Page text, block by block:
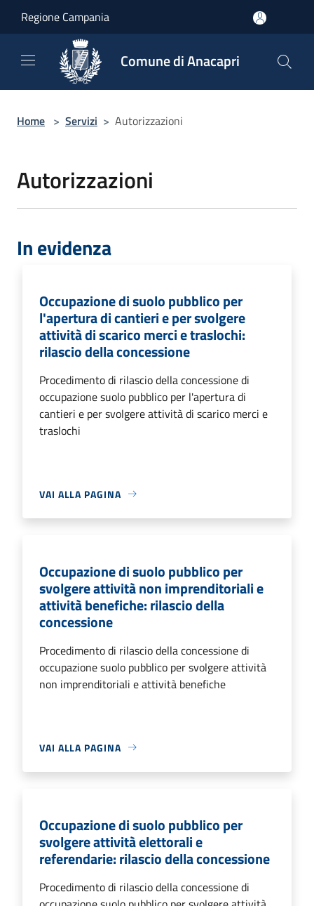
Regione Campania
Comune di Anacapri
Home > Servizi > Autorizzazioni
Autorizzazioni
In evidenza
Occupazione di suolo pubblico per
l'apertura di cantieri e per svolgere
attività di scarico merci e traslochi:
rilascio della concessione
Procedimento di rilascio della concessione di
occupazione suolo pubblico per l'apertura di
cantieri e per svolgere attività di scarico merci e
traslochi
VAI ALLA PAGINA
Occupazione di suolo pubblico per
svolgere attività non imprenditoriali e
attività benefiche: rilascio della
concessione
Procedimento di rilascio della concessione di
occupazione suolo pubblico per svolgere attività
non imprenditoriali e attività benefiche
VAI ALLA PAGINA
Occupazione di suolo pubblico per
svolgere attività elettorali e
referendarie: rilascio della concessione
Procedimento di rilascio della concessione di